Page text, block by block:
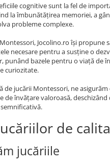
cognitive sunt la fel de
la îmbunătățirea memoriei, a
probleme complexe.
Jocolino.ro își propune
necesare pentru a susține o
punând bazele pentru o viață de
curiozitate.
de jucării Montessori, ne asigurăm
învățare valoroasă, deschizând
de
jucăriile